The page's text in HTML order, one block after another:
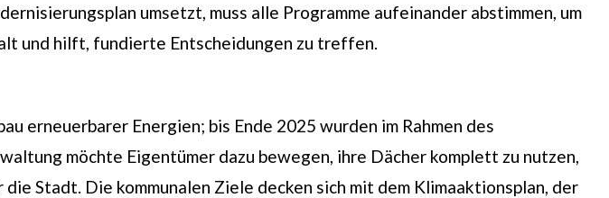
umsetzt, muss alle Programme aufeinander abstimmen, um
und hilft, fundierte Entscheidungen zu treffen.
erneuerbarer Energien; bis Ende 2025 wurden im Rahmen des
möchte Eigentümer dazu bewegen, ihre Dächer komplett zu nutzen,
Stadt. Die kommunalen Ziele decken sich mit dem Klimaaktionsplan, der